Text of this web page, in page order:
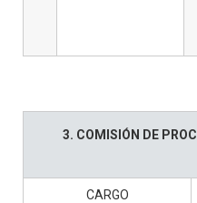
3. COMISIÓN DE
CARGO